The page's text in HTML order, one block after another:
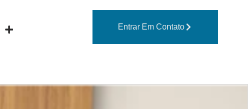
Entrar Em Contato